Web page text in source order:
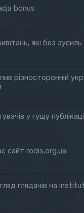
bonus
які без
різносторонній
у гущу
сайт rodis.org.ua
глядачів на